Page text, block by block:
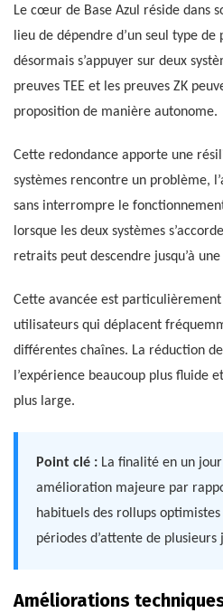
Le cœur de Base Azul réside dans
lieu de dépendre d’un seul type
désormais s’appuyer sur deux
preuves TEE et les preuves ZK
proposition de manière autonome.
Cette redondance apporte une
systèmes rencontre un problème,
sans interrompre le
lorsque les deux systèmes
retraits peut descendre jusqu’à
Cette avancée est
utilisateurs qui déplacent
différentes chaînes. La réduction
l’expérience beaucoup plus fluide
plus large.
Point clé : La finalité en un
amélioration majeure par
habituels des rollups
périodes d’attente de plusieurs
Améliorations